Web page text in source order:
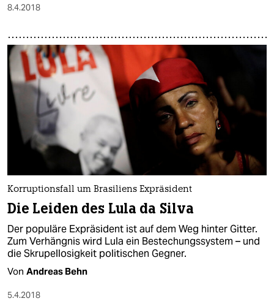
8.4.2018
Korruptionsfall um Brasiliens Expräsident
Die Leiden des Lula da Silva
Der populäre Expräsident ist auf dem Weg hinter Gitter.
Zum Verhängnis wird Lula ein Bestechungssystem – und
die Skrupellosigkeit politischen Gegner.
Von Andreas Behn
5.4.2018